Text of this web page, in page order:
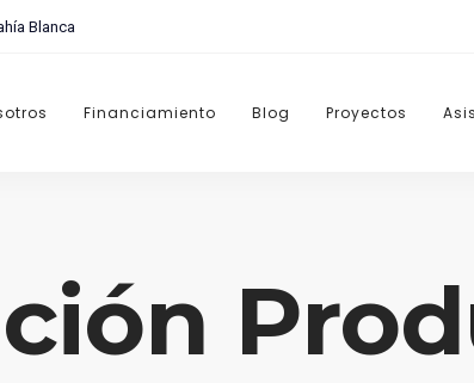
Blanca
Financiamiento Blog Proyectos